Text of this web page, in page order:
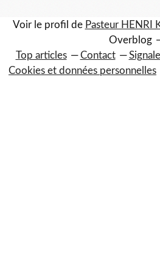
Voir le profil de Pasteur HENRI
Overblog
Top articles
Contact
Cookies et données personnelles